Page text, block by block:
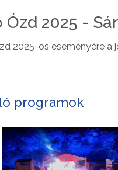
Ózd 2025 -
2025-ös eseményére a
programok